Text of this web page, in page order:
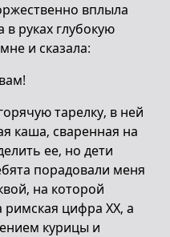
вплыла
руках глубокую
и сказала:
тарелку, в ней
каша, сваренная на
ее, но дети
порадовали меня
на которой
цифра ХХ, а
курицы и